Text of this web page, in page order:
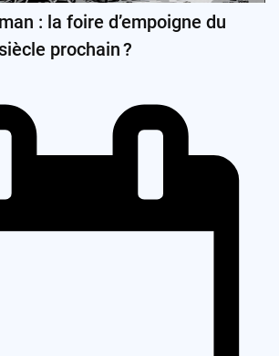
: la foire d’empoigne du
prochain ?